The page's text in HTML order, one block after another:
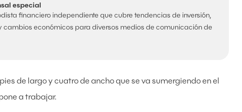
especial
financiero independiente que cubre tendencias de inversión,
económicos para diversos medios de comunicación de
de largo y cuatro de ancho que se va sumergiendo en el
a trabajar.